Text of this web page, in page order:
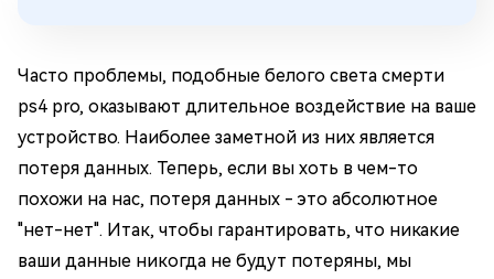
Часто проблемы, подобные белого света смерти
ps4 pro, оказывают длительное воздействие на ваше
устройство. Наиболее заметной из них является
потеря данных. Теперь, если вы хоть в чем-то
похожи на нас, потеря данных - это абсолютное
"нет-нет". Итак, чтобы гарантировать, что никакие
ваши данные никогда не будут потеряны, мы